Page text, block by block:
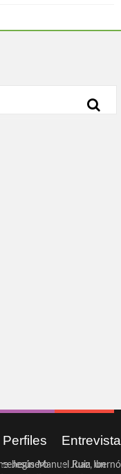
Perfiles
Jesús Manuel Ruiz, un
Juan